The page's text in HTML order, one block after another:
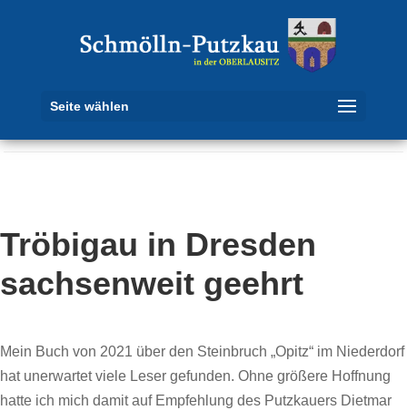
Seite wählen
Tröbigau in Dresden
sachsenweit geehrt
Mein Buch von 2021 über den Steinbruch „Opitz“ im Niederdorf
hat unerwartet viele Leser gefunden. Ohne größere Hoffnung
hatte ich mich damit auf Empfehlung des Putzkauers Dietmar